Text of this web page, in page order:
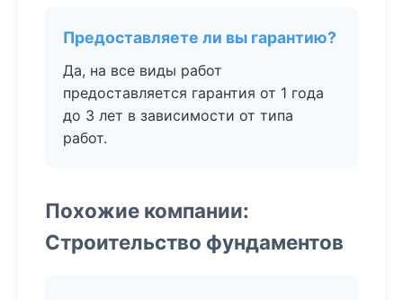
Предоставляете ли вы гарантию?
Да, на все виды работ
предоставляется гарантия от 1 года
до 3 лет в зависимости от типа
работ.
Похожие компании:
Строительство фундаментов